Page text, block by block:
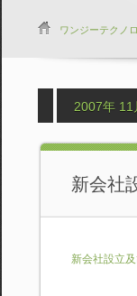
ワンジーテクノ
2007年 11
新会社
新会社設立